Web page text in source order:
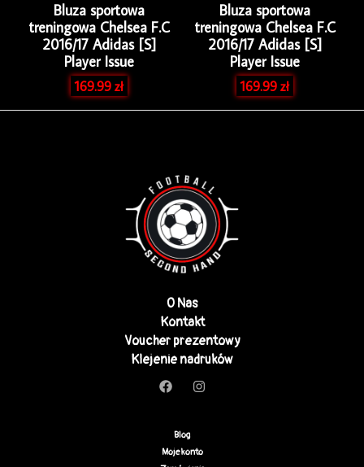
Bluza sportowa
treningowa Chelsea F.C
2016/17 Adidas [S]
Player Issue
169.99zł
Bluza sportowa
treningowa Chelsea F.C
2016/17 Adidas [S]
Player Issue
169.99zł
O Nas
Kontakt
Voucher prezentowy
Klejenie nadruków
Blog
Moje konto